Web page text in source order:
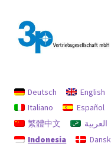
Skip
to
navigation
Skip
to
content
Akun saya
jejak
Deutsch English
Italiano
Español
繁體中文
العربية
Indonesia
Dansk